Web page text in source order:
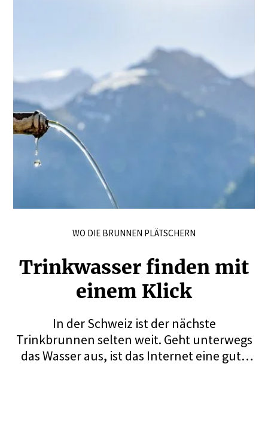
WO DIE BRUNNEN PLÄTSCHERN
Trink­wasser finden mit
einem Klick
In der Schweiz ist der nächste
Trinkbrunnen selten weit. Geht unterwegs
das Wasser aus, ist das Internet eine gute